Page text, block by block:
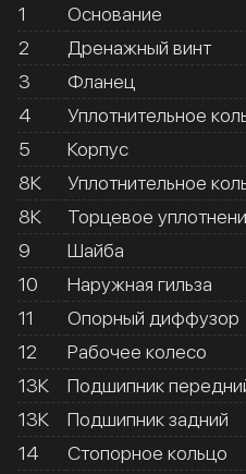
1
Основание
2
Дренажный винт
3
Фланец
4
Уплотнительное
5
Корпус
8К
Уплотнительное
8К
Торцевое
9
Шайба
10
Наружная гильза
11
Опорный диффузор
12
Рабочее колесо
13К
Подшипник
13К
Подшипник задний
14
Стопорное кольцо